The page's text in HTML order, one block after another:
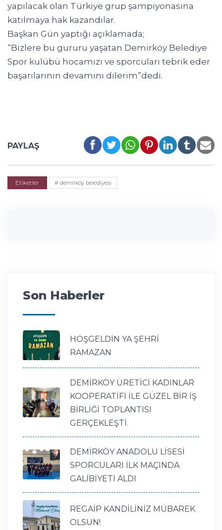
yapılacak olan Türkiye grup şampiyonasına
katılmaya hak kazandılar.
Başkan Gün yaptığı açıklamada;
“Bizlere bu gururu yaşatan Demirköy Belediye
Spor kulübü hocamızı ve sporcuları tebrik eder
başarılarının devamını dilerim”dedi.
PAYLAŞ
Etiketler # demirköy belediyesi
Son Haberler
HOŞGELDİN YA ŞEHRİ
RAMAZAN
DEMİRKÖY ÜRETİCİ KADINLAR
KOOPERATİFİ İLE GÜZEL BİR İŞ
BİRLİĞİ TOPLANTISI
GERÇEKLEŞTİ.
DEMİRKÖY ANADOLU LİSESİ
SPORCULARI İLK MAÇINDA
GALİBİYETİ ALDI
REGAİP KANDİLİNİZ MÜBAREK
OLSUN!